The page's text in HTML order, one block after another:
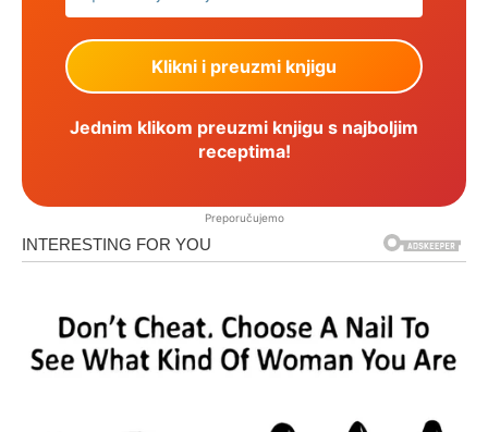
Jednim klikom preuzmi knjigu s najboljim
receptima!
Preporučujemo